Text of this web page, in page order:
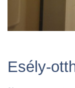
Esély-